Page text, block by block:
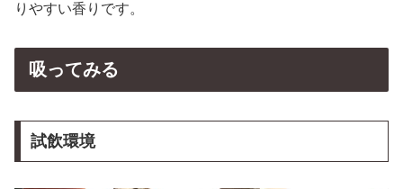
りやすい香りです。
吸ってみる
試飲環境